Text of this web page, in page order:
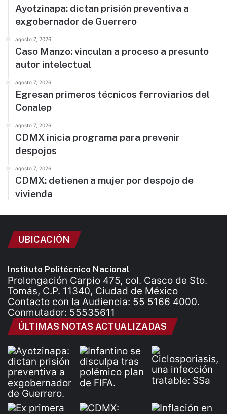
Ayotzinapa: dictan prisión preventiva a
exgobernador de Guerrero
agosto 7, 2026
Caso Manzo: vinculan a proceso a presunto
autor intelectual
agosto 7, 2026
Egresan primeros técnicos ferroviarios del
Conalep
agosto 7, 2026
CDMX inicia programa para prevenir
despojos
agosto 7, 2026
CDMX: detienen a mujer por despojo de
vivienda
UBICACIÓN
Instituto Politécnico Nacional
Prolongación Carpio 475, col. Casco de Sto.
Tomás, C.P. 11340, Ciudad de México
Contacto con la Audiencia: 55 5166 4000.
Conmutador: 55535611
ÚLTIMAS NOTAS ACTUALIZADAS